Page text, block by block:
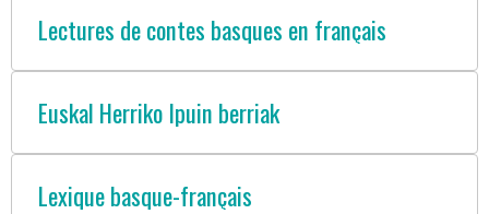
Lectures de contes basques en français
Euskal Herriko Ipuin berriak
Lexique basque-français